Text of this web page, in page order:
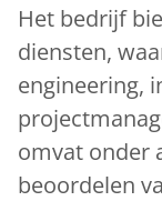
Het bedrijf
diensten,
engineering,
omvat onder
beoordelen